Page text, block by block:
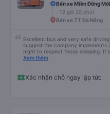
Bến xe Miền Đông Mới
19 giờ 20 phút
Bến xe TT Đà Nẵng
Excellent bus and very safe
suggest the company implements
night to respect those sleeping. It
please display the Wi-Fi password
quy định rõ ràng về việc giữ im
để tránh làm phiền hành khách
khẩu Wi-Fi trong xe để hành
Xem thêm
Xác nhận chỗ ngay lập tức